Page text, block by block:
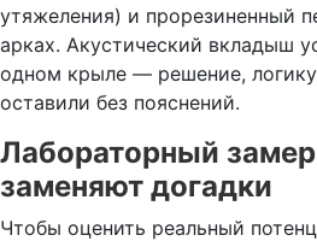
утяжеления) и прорезиненный
арках. Акустический вкладыш
одном крыле — решение,
оставили без пояснений.
Лабораторный
заменяют догадки
Чтобы оценить реальный